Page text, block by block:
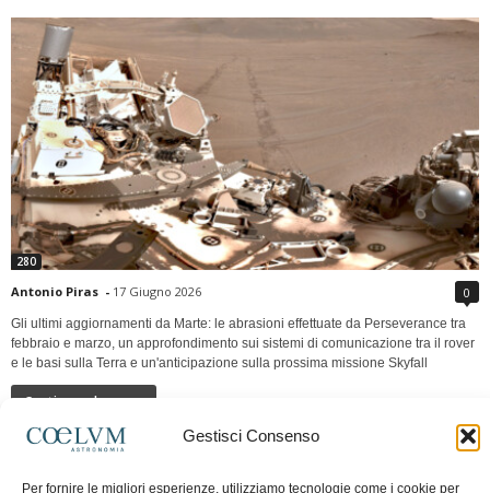
Gestisci Consenso
Per fornire le migliori esperienze, utilizziamo tecnologie come i cookie per
280
Antonio Piras - 17 Giugno 2026 0
Gli ultimi aggiornamenti da Marte: le abrasioni effettuate da Perseverance tra
febbraio e marzo, un approfondimento sui sistemi di comunicazione tra il rover
e le basi sulla Terra e un'anticipazione sulla prossima missione Skyfall
Continua a leggere